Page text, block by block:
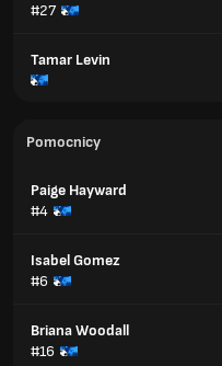
#27
Tamar Levin
Pomocnicy
Paige Hayward
#4
Isabel Gomez
#6
Briana Woodall
#16